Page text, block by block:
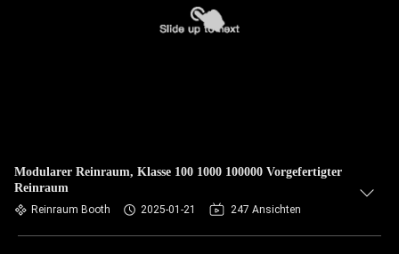
Modularer Reinraum, Klasse 100 1000 100000 Vorgefertigter
Reinraum
Reinraum Booth 2025-01-21 247 Ansichten